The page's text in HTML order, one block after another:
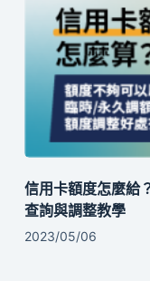
信用卡額度怎麼給
查詢與調整教學
2023/05/06